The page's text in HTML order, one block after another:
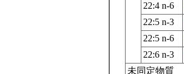
22:4 n-6
22:5 n-3
22:5 n-6
22:6 n-3
未同定物質